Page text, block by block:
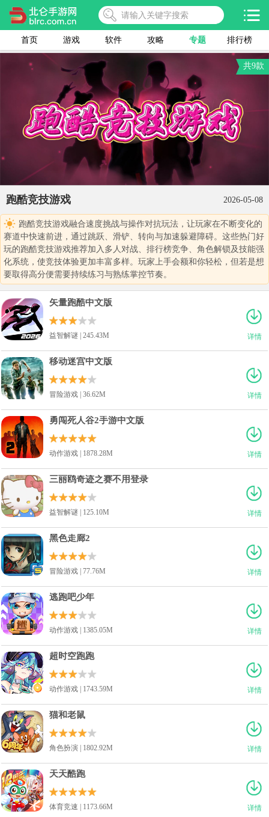
首页 游戏 软件 攻略 专题 排行榜
共9款
跑酷竞技游戏 2026-05-08
跑酷竞技游戏融合速度挑战与操作对抗玩法，让玩家在不断变化的
赛道中快速前进，通过跳跃、滑铲、转向与加速躲避障碍。这些热门好
玩的跑酷竞技游戏推荐加入多人对战、排行榜竞争、角色解锁及技能强
化系统，使竞技体验更加丰富多样。玩家上手会额和你轻松，但若是想
要取得高分便需要持续练习与熟练掌控节奏。
详情
矢量跑酷中文版
益智解谜 | 245.43M
详情
移动迷宫中文版
冒险游戏 | 36.62M
详情
勇闯死人谷2手游中文版
动作游戏 | 1878.28M
详情
三丽鸥奇迹之赛不用登录
益智解谜 | 125.10M
详情
黑色走廊2
冒险游戏 | 77.76M
详情
逃跑吧少年
动作游戏 | 1385.05M
详情
超时空跑跑
动作游戏 | 1743.59M
详情
猫和老鼠
角色扮演 | 1802.92M
详情
天天酷跑
体育竞速 | 1173.66M